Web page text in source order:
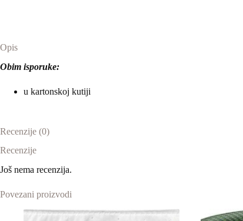
Opis
Obim isporuke:
u kartonskoj kutiji
Recenzije (0)
Recenzije
Još nema recenzija.
Povezani proizvodi